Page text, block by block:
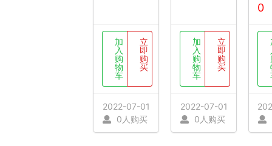
加
入
购
物
车
立
即
购
买
2022-07-01
0人购买
加
入
购
物
车
立
即
购
买
2022-07-01
0人购买
0